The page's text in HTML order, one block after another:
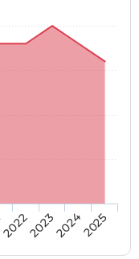
2022202320242025